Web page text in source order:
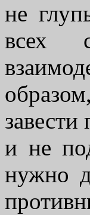
не
всех
и не
нужно